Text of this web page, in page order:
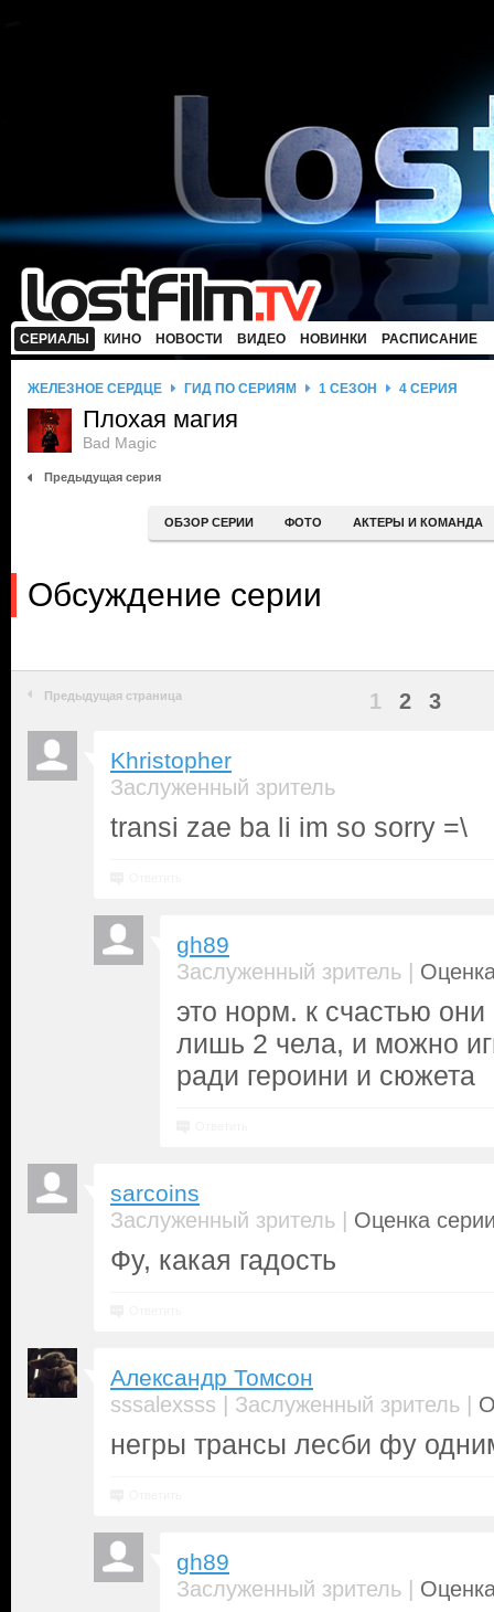
СЕРИАЛЫ КИНО НОВОСТИ ВИДЕО НОВИНКИ РАСПИСАНИЕ
ЖЕЛЕЗНОЕ СЕРДЦЕ ГИД ПО СЕРИЯМ 1 СЕЗОН 4 СЕРИЯ
Плохая магия
Bad Magic
Предыдущая серия
ОБЗОР СЕРИИ ФОТО АКТЕРЫ И КОМАНДА
Обсуждение серии
Предыдущая страница 1 2 3
Khristopher
Заслуженный зритель
transi zae ba li im so sorry =\
gh89
Заслуженный зритель |
это норм. к счастью они
лишь 2 чела, и можно
ради героини и сюжета
sarcoins
Заслуженный зритель | Оценка
Фу, какая гадость
Александр Томсон
sssalexsss | Заслуженный зритель |
негры трансы лесби фу
gh89
Заслуженный зритель |